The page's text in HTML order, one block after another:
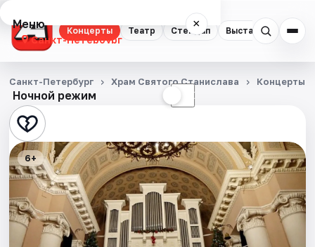
Концерты Театр Стендап Выставки
Меню ×
Санкт-Петербург
Концерты
Театр
Стендап
Выставки
Квесты
Экскурсии
Ночной режим ☾
Санкт-Петербург Храм Святого Станислава Концерты
6+